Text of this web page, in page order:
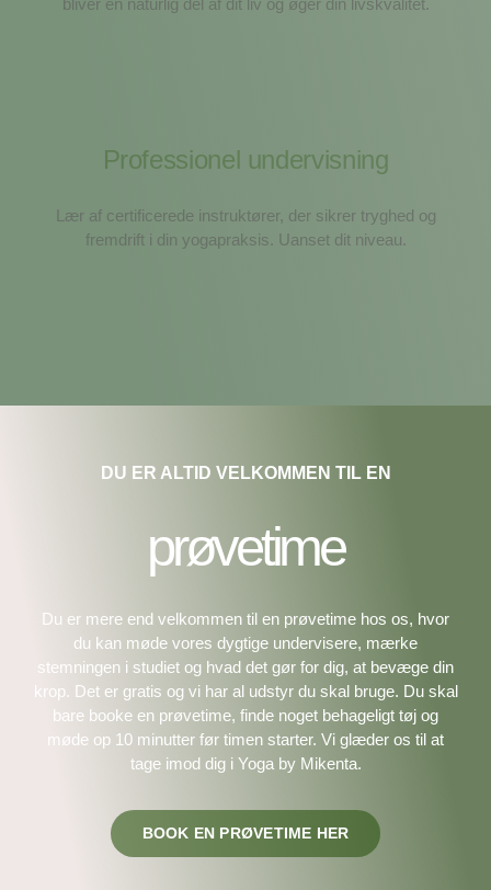
Professionel undervisning
Lær af certificerede instruktører, der sikrer tryghed og
fremdrift i din yogapraksis. Uanset dit niveau.
DU ER ALTID VELKOMMEN TIL EN
prøvetime
Du er mere end velkommen til en prøvetime hos os, hvor
du kan møde vores dygtige undervisere, mærke
stemningen i studiet og hvad det gør for dig, at bevæge din
krop. Det er gratis og vi har al udstyr du skal bruge. Du skal
bare booke en prøvetime, finde noget behageligt tøj og
møde op 10 minutter før timen starter. Vi glæder os til at
tage imod dig i Yoga by Mikenta.
BOOK EN PRØVETIME HER